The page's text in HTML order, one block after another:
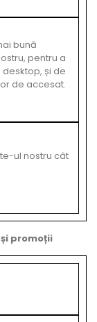
bună
pentru a
și de
de accesat.
ul nostru cât
promoții